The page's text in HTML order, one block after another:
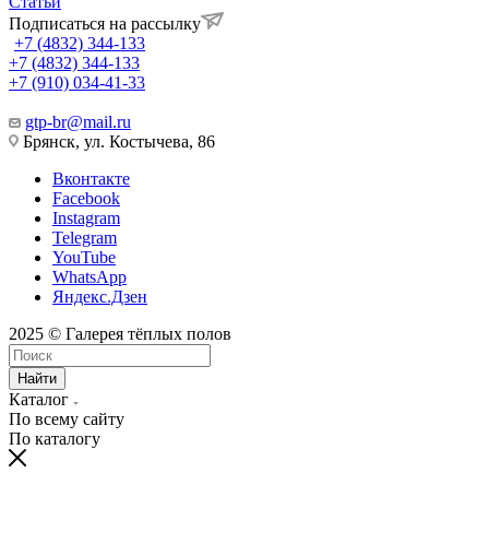
Подписаться на рассылку
+7 (4832) 344-133
+7 (4832) 344-133
+7 (910) 034-41-33
gtp-br@mail.ru
Брянск, ул. Костычева, 86
Вконтакте
Facebook
Instagram
Telegram
YouTube
WhatsApp
Яндекс.Дзен
2025 © Галерея тёплых полов
Найти
Каталог
По всему сайту
По каталогу